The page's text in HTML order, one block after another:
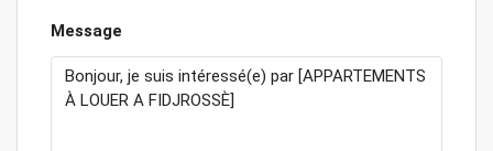
Message